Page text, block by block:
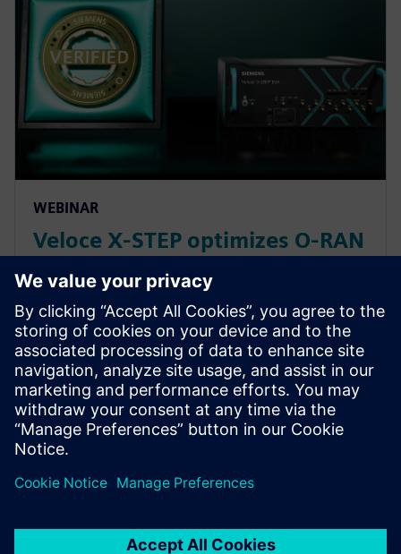
WEBINAR
Veloce X-STEP optimizes O-RAN
interoperability and
conformance
In this webinar, we introduce the *Veloce™ X-STEP™
platform*, which is a fiber optic test system radio
base station system designed with the highest p